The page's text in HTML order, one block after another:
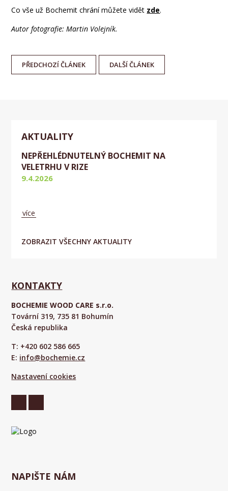
Co vše už Bochemit chrání můžete vidět zde.
Autor fotografie: Martin Volejník.
PŘEDCHOZÍČLÁNEK DALŠÍČLÁNEK
AKTUALITY
ZOBRAZIT VŠECHNY AKTUALITY
NEPŘEHLÉDNUTELNÝ BOCHEMIT NA
VELETRHU V RIZE
9.4.2026
více
KONTAKTY
BOCHEMIE WOOD CARE s.r.o.
Tovární 319, 735 81 Bohumín
Česká republika
T: +420 602 586 665
E: info@bochemie.cz
Nastavení cookies
NAPIŠTE NÁM